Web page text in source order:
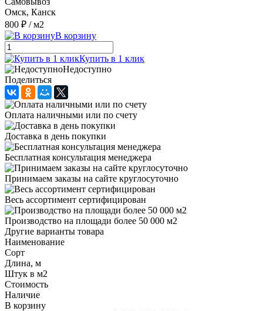
Омск, Канск
800 ₽ / м2
В корзину
Купить в 1 клик
Недоступно
Поделиться
Оплата наличными или по счету
Доставка в день покупки
Бесплатная консультация менеджера
Принимаем заказы на сайте круглосуточно
Весь ассортимент сертифицирован
Производство на площади более 50 000 м2
Другие варианты товара
Наименование
Сорт
Длина, м
Штук в м2
Стоимость
Наличие
В корзину